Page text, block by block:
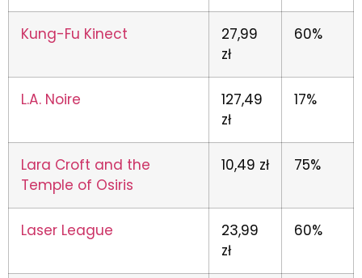
Kung-Fu Kinect
27,99
zł
60%
L.A. Noire
127,49
zł
17%
Lara Croft and the
Temple of Osiris
10,49 zł 75%
Laser League
23,99
zł
60%